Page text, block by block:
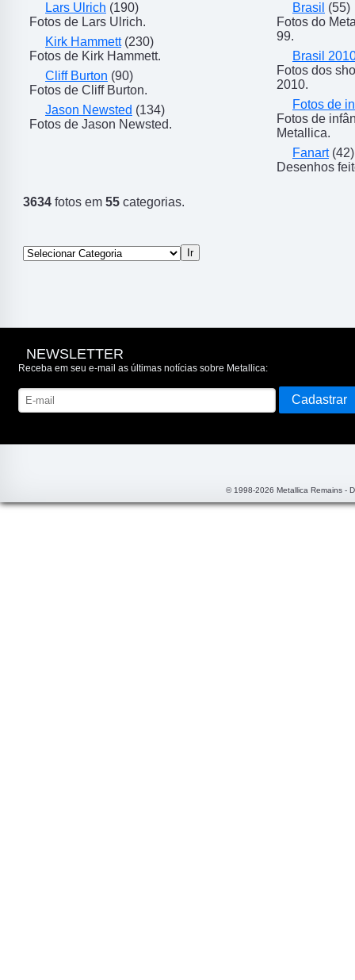
Lars Ulrich (190)
Fotos de Lars Ulrich.
Kirk Hammett(230)
Fotos de Kirk Hammett.
Cliff Burton (90)
Fotos de Cliff Burton.
Jason Newsted (134)
Fotos de Jason Newsted.
Brasil (55)
Fotos do
99.
Brasil
Fotos dos
2010.
Fotos de
Fotos de
Metallica.
Fanart(42)
Desenhos
3634 fotos em 55 categorias.
NEWSLETTER
Receba em seu e-mail as últimas notícias sobre Metallica:
© 1998-2026 Metallica Remains -